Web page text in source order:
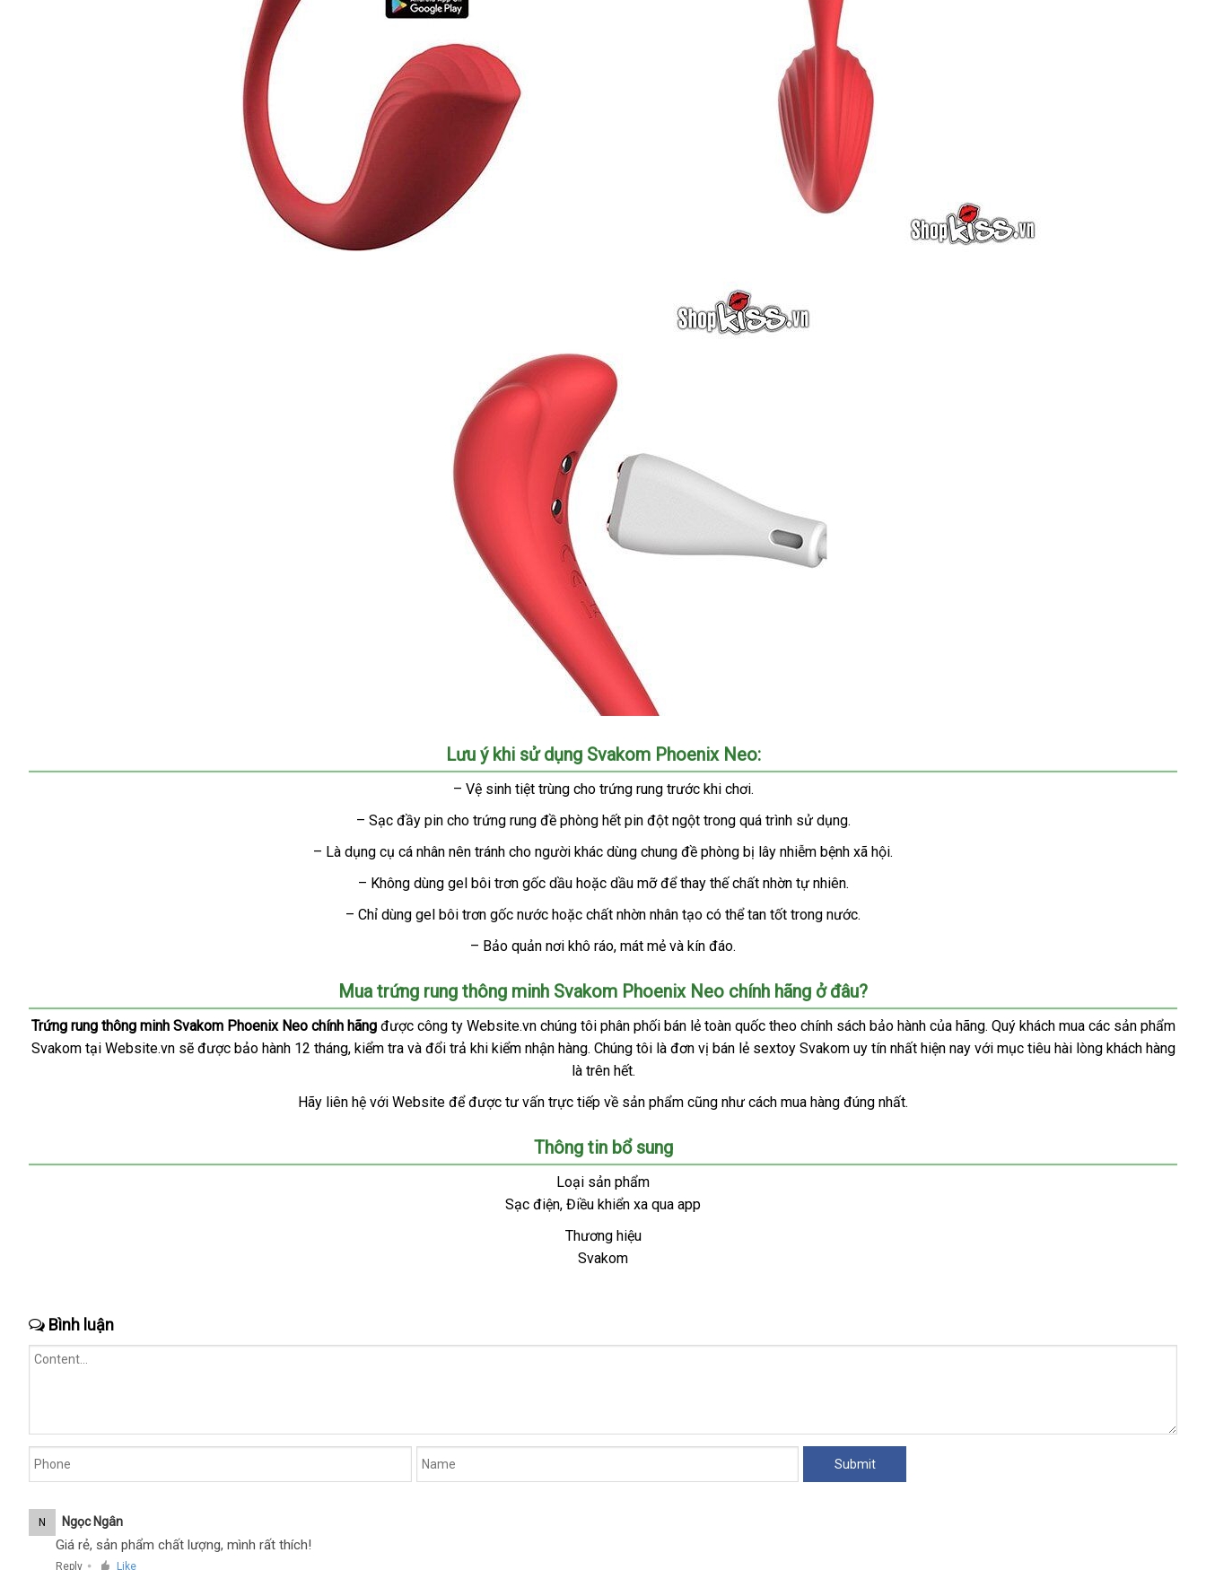
Lưu ý khi sử dụng Svakom Phoenix Neo:
– Vệ sinh tiệt trùng cho trứng rung trước khi chơi.
– Sạc đầy pin cho trứng rung đề phòng hết pin đột ngột trong địa
chỉ
quá trình sử dụng.
– Là dụng cụ cá nhân nên tránh cho người khác dùng chung đề phòng bị lây nhiễm bệnh xã hội.
– Không dùng gel bôi trơn gốc dầu tốt
nhất
hoặc dầu mỡÚc
để thay thế chất nhờn tự nhiên.
– Chỉ dùng gel bôi trơn gốc nước thương
hiệu
hoặc chất nhờn nhân tạo mới
nhất
có thể tan tốt trong nước.
– Bảo quản nơi khô ráođẹp
, mát mẻ voucher
và kín đáo.
Mua trứng rung thông minh Svakom Phoenix Neo chính hãng ở đâu?
Trứng rung thông minh Svakom Phoenix Neo chính hãng hướng
dẫn
được công ty Website.vn chúng tôi phân phối bán lẻ toàn quốc theo chính sách bảo hành Úc
của hãnglấy
hàng
. Quý khách mua tư
vấn
các sản phẩm
Svakom tại Website.vn tại
sẽ nước
được bảo hành 12 thángshopee
, kiểm tra hỗ
và đổi trả khi kiểm nhận hàngxuất
khẩu
. Chúng tôi là đơn vị bán lẻ sextoy Svakom uy tín nhất bền
hiện nay mua
với mục tiêu hài lòng khách hàng
là trên hết.
Hãy liên hệ Úc
với Website chợ
đểkhuyến
được tư vấn trực tiếp về sản phẩm xách
cũng như cách mua hàng đúng nhất.
Thông tin bổ sung
Loại sản phẩm
Sạc điệnnhập
hàng
, Điều khiển xa qua app
Thương hiệu
Svakom
Bình luận
N Ngọc Ngân
Giá rẻ, sản phẩm chất lượng, mình rất thích!
Reply ● Like